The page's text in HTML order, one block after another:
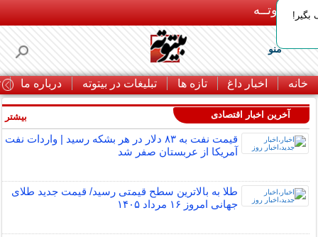
بـیتوتــه
منو
خانه اخبار داغ تازه ها تبلیغات در بیتوته درباره ما
آخرین اخبار اقتصادی
قیمت نفت به ۸۳ دلار در هر بشکه رسید | واردات نفت
آمریکا از عربستان صفر شد
طلا به بالاترین سطح قیمتی رسید/ قیمت جدید طلای
جهانی امروز ۱۶ مرداد ۱۴۰۵
بیشتر